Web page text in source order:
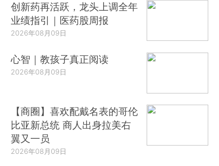
创新药再活跃，龙头上调全年
业绩指引｜医药股周报
2026年08月09日
心智｜教孩子真正阅读
2026年08月09日
【商圈】喜欢配戴名表的哥伦
比亚新总统 商人出身拉美右
翼又一员
2026年08月09日